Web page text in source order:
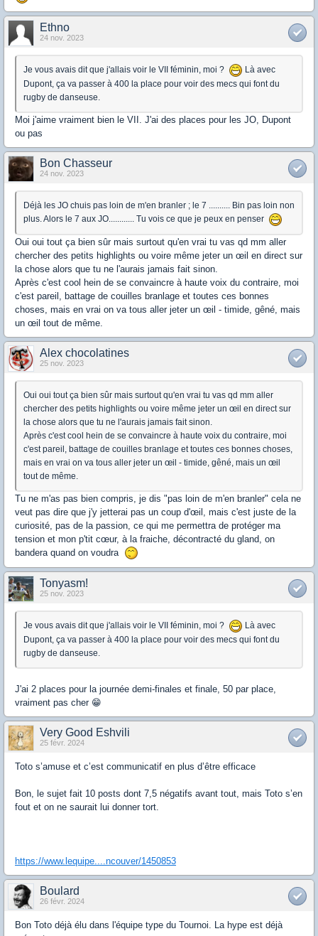
Ethno
24 nov. 2023
Je vous avais dit que j'allais voir le VII féminin, moi ?
Là avec
Dupont, ça va passer à 400 la place pour voir des mecs qui font du
rugby de danseuse.
Moi j'aime vraiment bien le VII. J'ai des places pour les JO, Dupont
ou pas
Bon Chasseur
24 nov. 2023
Déjà les JO chuis pas loin de m'en branler ; le 7 .......... Bin pas loin non
plus. Alors le 7 aux JO............ Tu vois ce que je peux en penser
Oui oui tout ça bien sûr mais surtout qu'en vrai tu vas qd mm aller
chercher des petits highlights ou voire même jeter un œil en direct sur
la chose alors que tu ne l'aurais jamais fait sinon.
Après c'est cool hein de se convaincre à haute voix du contraire, moi
c'est pareil, battage de couilles branlage et toutes ces bonnes
choses, mais en vrai on va tous aller jeter un œil - timide, gêné, mais
un œil tout de même.
Alex chocolatines
25 nov. 2023
Oui oui tout ça bien sûr mais surtout qu'en vrai tu vas qd mm aller
chercher des petits highlights ou voire même jeter un œil en direct sur
la chose alors que tu ne l'aurais jamais fait sinon.
Après c'est cool hein de se convaincre à haute voix du contraire, moi
c'est pareil, battage de couilles branlage et toutes ces bonnes choses,
mais en vrai on va tous aller jeter un œil - timide, gêné, mais un œil
tout de même.
Tu ne m'as pas bien compris, je dis "pas loin de m'en branler" cela ne
veut pas dire que j'y jetterai pas un coup d'œil, mais c'est juste de la
curiosité, pas de la passion, ce qui me permettra de protéger ma
tension et mon p'tit cœur, à la fraiche, décontracté du gland, on
bandera quand on voudra
Tonyasm!
25 nov. 2023
Je vous avais dit que j'allais voir le VII féminin, moi ?
Là avec
Dupont, ça va passer à 400 la place pour voir des mecs qui font du
rugby de danseuse.
J'ai 2 places pour la journée demi-finales et finale, 50 par place,
vraiment pas cher 😁
Very Good Eshvili
25 févr. 2024
Toto s’amuse et c’est communicatif en plus d’être efficace
Bon, le sujet fait 10 posts dont 7,5 négatifs avant tout, mais Toto s’en
fout et on ne saurait lui donner tort.
https://www.lequipe....ncouver/1450853
Boulard
26 févr. 2024
Bon Toto déjà élu dans l'équipe type du Tournoi. La hype est déjà